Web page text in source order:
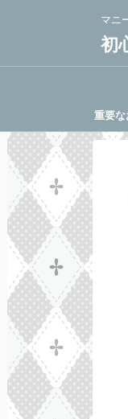
マニ
初
重要